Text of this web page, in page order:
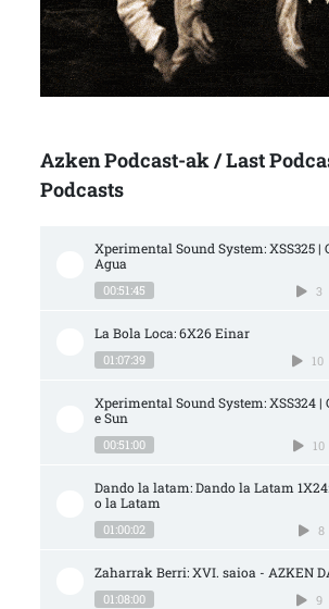
Azken Podcast-ak / Last
Podcasts
Xperimental Sound System: XSS325 |
Agua
00:51:45 3
La Bola Loca: 6X26 Einar
01:07:39 10
Xperimental Sound System: XSS324 |
e Sun
00:51:00 10
Dando la latam: Dando la Latam
o la Latam
01:00:02 8
Zaharrak Berri: XVI. saioa - AZKEN
01:08:00 9